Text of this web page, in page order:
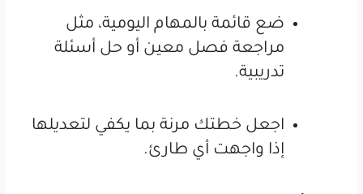
ضع قائمة بالمهام اليومية، مثل
مراجعة فصل معين أو حل أسئلة
تدريبية.
اجعل خطتك مرنة بما يكفي لتعديلها
إذا واجهت أي طارئ.